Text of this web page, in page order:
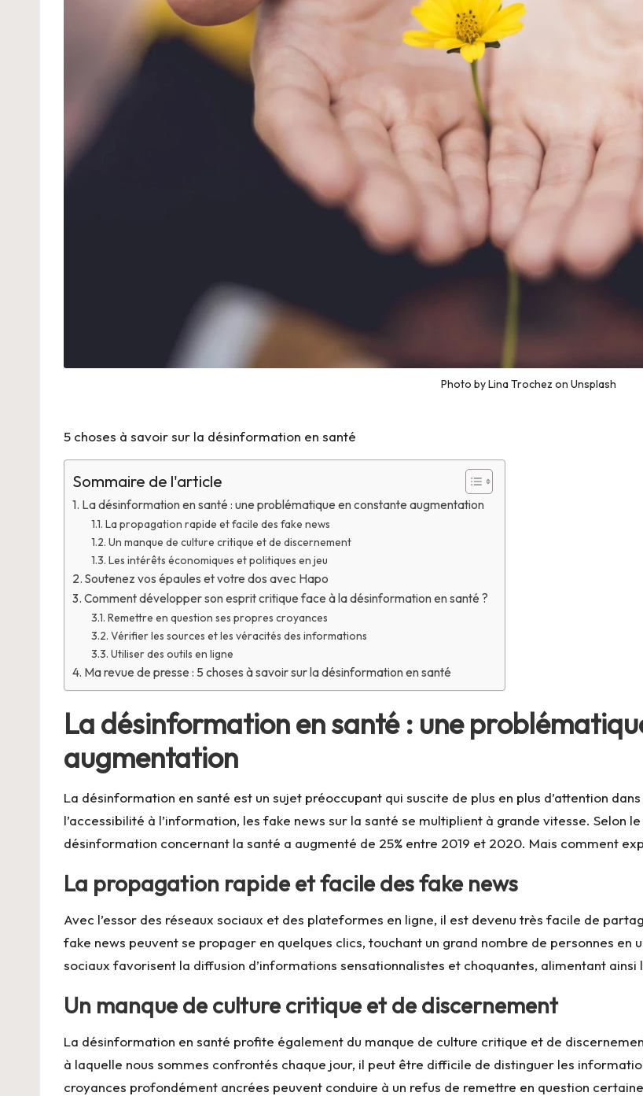
Photo by Lina Trochez on Unsplash
5 choses à savoir sur la désinformation en santé
Sommaire de l'article
La désinformation en santé : une problématique en constante augmentation
La propagation rapide et facile des fake news
Un manque de culture critique et de discernement
Les intérêts économiques et politiques en jeu
Soutenez vos épaules et votre dos avec Hapo
Comment développer son esprit critique face à la désinformation en santé ?
Remettre en question ses propres croyances
Vérifier les sources et les véracités des informations
Utiliser des outils en ligne
Ma revue de presse : 5 choses à savoir sur la désinformation en santé
La désinformation en santé : une
augmentation
La désinformation en santé est un sujet préoccupant qui suscite de plus en plus d’attention
l’accessibilité à l’information, les fake news sur la santé se multiplient à grande vitesse. Selon
désinformation concernant la santé a augmenté de 25% entre 2019 et 2020. Mais comment
La propagation rapide et facile des fake news
Avec l’essor des réseaux sociaux et des plateformes en ligne, il est devenu très facile de
fake news peuvent se propager en quelques clics, touchant un grand nombre de personnes en
sociaux favorisent la diffusion d’informations sensationnalistes et choquantes, alimentant
Un manque de culture critique et de discernement
La désinformation en santé profite également du manque de culture critique et de
à laquelle nous sommes confrontés chaque jour, il peut être difficile de distinguer les
croyances profondément ancrées peuvent conduire à un refus de remettre en question